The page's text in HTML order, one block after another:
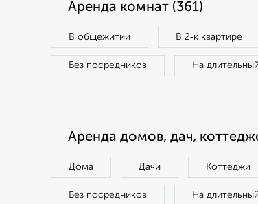
Аренда комнат (361)
В общежитии В 2‑к квартире
Без посредников На
Аренда домов, дач,
Дома Дачи Коттеджи
Без посредников На